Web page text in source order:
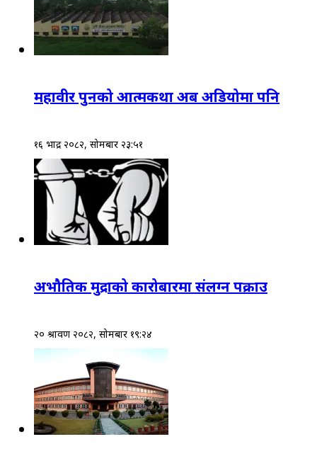
महावीर पुनको आत्मकथा अब अडियोमा पनि
१६ भाद्र २०८२, सोमबार २३:५१
अभौतिक मुद्राको कारोबारमा संलग्न पक्राउ
२० श्रावण २०८२, सोमबार १९:२४